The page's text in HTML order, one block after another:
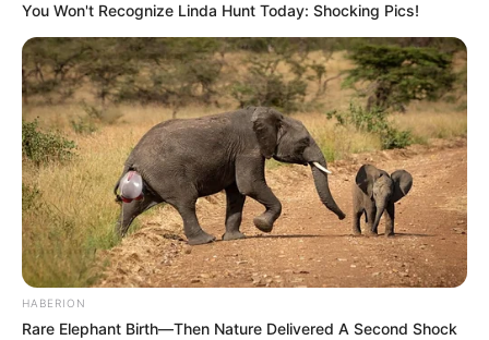
You Won't Recognize Linda Hunt Today: Shocking Pics!
HABERION
Rare Elephant Birth—Then Nature Delivered A Second Shock